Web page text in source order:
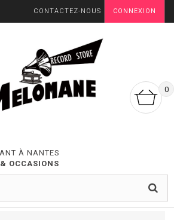
CONNEXION
CONTACTEZ-NOUS
0
À NANTES
OCCASIONS